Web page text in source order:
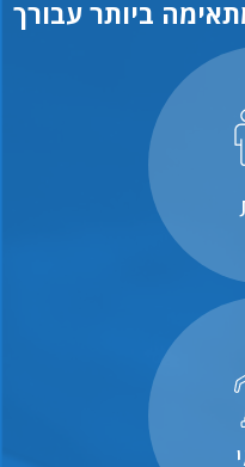
ביותר עבורך